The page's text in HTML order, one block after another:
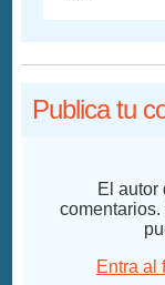
Publica tu
El autor
Entra al